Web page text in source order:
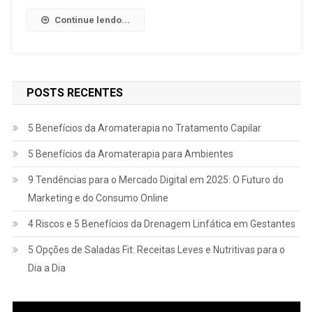
Continue lendo...
POSTS RECENTES
5 Benefícios da Aromaterapia no Tratamento Capilar
5 Benefícios da Aromaterapia para Ambientes
9 Tendências para o Mercado Digital em 2025: O Futuro do
Marketing e do Consumo Online
4 Riscos e 5 Benefícios da Drenagem Linfática em Gestantes
5 Opções de Saladas Fit: Receitas Leves e Nutritivas para o
Dia a Dia